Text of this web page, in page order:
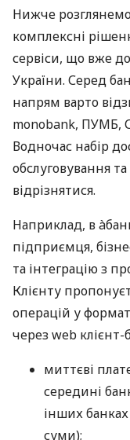
Нижче
комплексні
сервіси, що вже
України. Серед
напрям варто
monobank, ПУМБ,
Водночас набір
обслуговування
відрізнятися.
Наприклад, в
підприємця,
та інтеграцію з
Клієнту
операцій у
через web клієнт-
миттєві
середині
інших
суми);